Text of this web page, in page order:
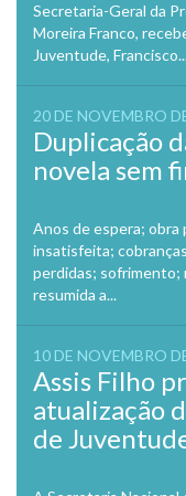
Secretaria-Geral da
Moreira Franco,
Juventude,
20 DE NOVEMBRO
Duplicação
novela sem
Anos de espera; obra
insatisfeita;
perdidas; sofrimento;
resumida a...
10 DE NOVEMBRO
Assis Filho
atualização
de